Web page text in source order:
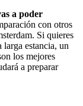
a poder
con otros
Si quieres
larga estancia, un
los mejores
a preparar